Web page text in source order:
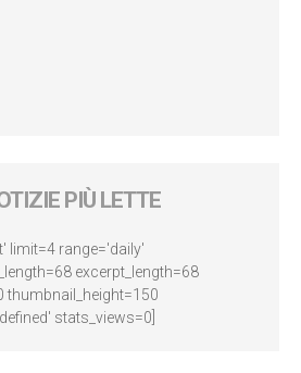
PIÙ LETTE
limit=4 range='daily'
excerpt_length=68
thumbnail_height=150
stats_views=0]